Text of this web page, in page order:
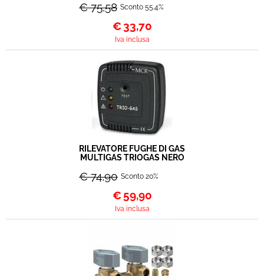
€ 75,58 Sconto 55.4%
€ 33,70
Iva inclusa
RILEVATORE FUGHE DI GAS
MULTIGAS TRIOGAS NERO
€ 74,90 Sconto 20%
€ 59,90
Iva inclusa